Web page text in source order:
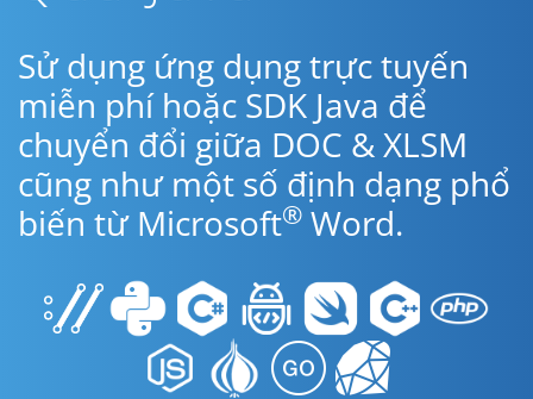
Sử dụng ứng dụng trực tuyến
miễn phí hoặc SDK Java để
chuyển đổi giữa DOC & XLSM
cũng như một số định dạng phổ
biến từ Microsoft® Word.